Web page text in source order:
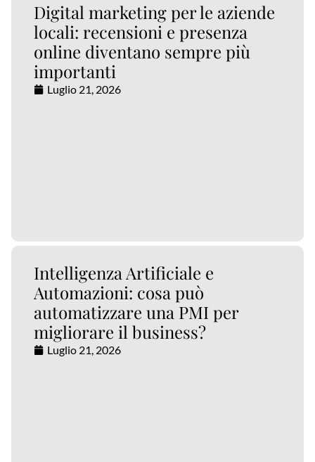
Digital marketing per le aziende
locali: recensioni e presenza
online diventano sempre più
importanti
Luglio 21, 2026
Intelligenza Artificiale e
Automazioni: cosa può
automatizzare una PMI per
migliorare il business?
Luglio 21, 2026